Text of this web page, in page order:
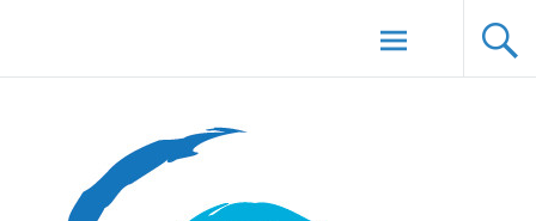
Aller au
contenu
principal